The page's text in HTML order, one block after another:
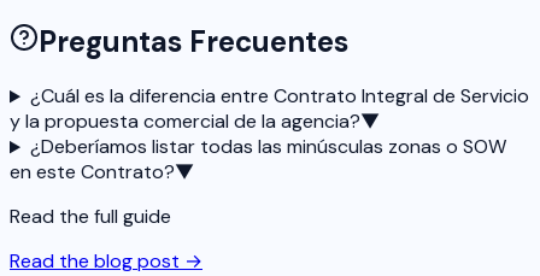
Preguntas Frecuentes
¿Cuál es la diferencia entre Contrato Integral de Servicio
y la propuesta comercial de la agencia?▼
¿Deberíamos listar todas las minúsculas zonas o SOW
en este Contrato?▼
Read the full guide
Read the blog post →